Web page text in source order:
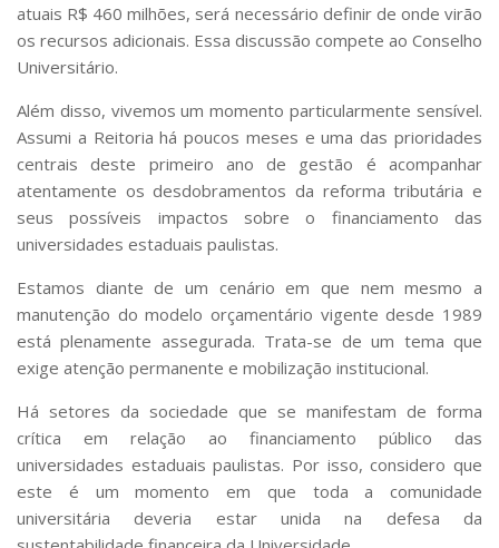
atuais R$ 460 milhões, será necessário definir de onde virão
os recursos adicionais. Essa discussão compete ao Conselho
Universitário.
Além disso, vivemos um momento particularmente sensível.
Assumi a Reitoria há poucos meses e uma das prioridades
centrais deste primeiro ano de gestão é acompanhar
atentamente os desdobramentos da reforma tributária e
seus possíveis impactos sobre o financiamento das
universidades estaduais paulistas.
Estamos diante de um cenário em que nem mesmo a
manutenção do modelo orçamentário vigente desde 1989
está plenamente assegurada. Trata-se de um tema que
exige atenção permanente e mobilização institucional.
Há setores da sociedade que se manifestam de forma
crítica em relação ao financiamento público das
universidades estaduais paulistas. Por isso, considero que
este é um momento em que toda a comunidade
universitária deveria estar unida na defesa da